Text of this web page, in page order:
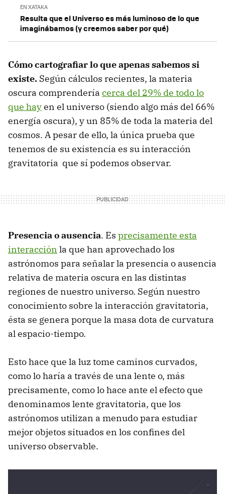
EN XATAKA
Resulta que el Universo es más luminoso de lo que
imaginábamos (y creemos saber por qué)
Cómo cartografiar lo que apenas sabemos si
existe. Según cálculos recientes, la materia
oscura comprendería cerca del 29% de todo lo
que hayen el universo (siendo algo más del 66%
energía oscura), y un 85% de toda la materia del
cosmos. A pesar de ello, la única prueba que
tenemos de su existencia es su interacción
gravitatoria que sí podemos observar.
Presencia o ausencia. Es precisamente esta
interacción la que han aprovechado los
astrónomos para señalar la presencia o ausencia
relativa de materia oscura en las distintas
regiones de nuestro universo. Según nuestro
conocimiento sobre la interacción gravitatoria,
ésta se genera porque la masa dota de curvatura
al espacio-tiempo.
Esto hace que la luz tome caminos curvados,
como lo haría a través de una lente o, más
precisamente, como lo hace ante el efecto que
denominamos lente gravitatoria, que los
astrónomos utilizan a menudo para estudiar
mejor objetos situados en los confines del
universo observable.